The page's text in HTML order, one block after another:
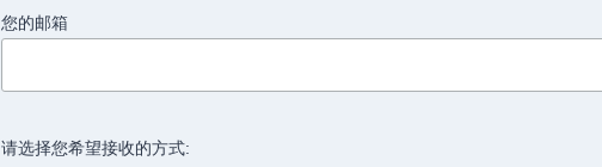
您的邮箱
请选择您希望接收的方式: